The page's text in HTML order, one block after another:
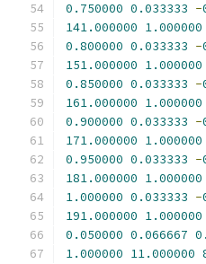
0.750000 0.033333 -
141.000000 1.000000
0.800000 0.033333 -
151.000000 1.000000
0.850000 0.033333 -
161.000000 1.000000
0.900000 0.033333 -
171.000000 1.000000
0.950000 0.033333 -
181.000000 1.000000
1.000000 0.033333 -
191.000000 1.000000
0.050000 0.066667
1.000000 11.000000